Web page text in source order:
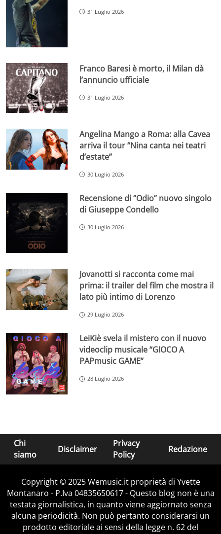
31 Luglio 2026
Franco Baresi è morto, il Milan dà
l’annuncio ufficiale
31 Luglio 2026
Angelina Mango a Roma: alla Cavea
arriva il tour “Nina canta nei teatri
d’estate”
30 Luglio 2026
Recensione di “Odio” nuovo singolo
di Giuseppe Condello
30 Luglio 2026
Jovanotti si racconta come mai
prima: il trailer del film che mostra il
lato più intimo di Lorenzo
29 Luglio 2026
LeiKiè svela il mistero con il nuovo
videoclip musicale “GIOCO A
PAPmusic GAME”
28 Luglio 2026
Chi
siamo
Disclaimer
Privacy
Policy
Redazione
Copyright © 2025 Wemusic.it proprietà di Yvette
Montanaro - P.Iva 04835650617 - Questo blog non è una
testata giornalistica, in quanto viene aggiornato senza
alcuna periodicità. Non può pertanto considerarsi un
prodotto editoriale ai sensi della legge n. 62 del